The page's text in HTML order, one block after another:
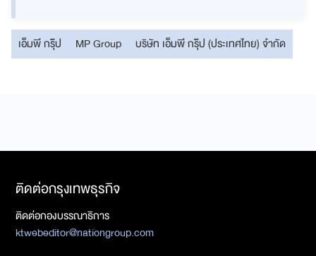
เอ็มพี กรุ๊ป MP Group บริษัท เอ็มพี กรุ๊ป (ประเทศไทย) จำกัด
ติดต่อกรุงเทพธุรกิจ
ติดต่อกองบรรณาธิการ
ktwebeditor@nationgroup.com